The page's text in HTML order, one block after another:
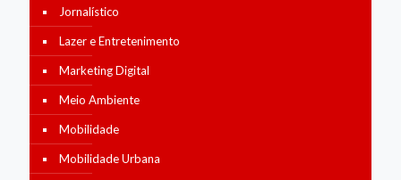
Jornalístico
Lazer e Entretenimento
Marketing Digital
Meio Ambiente
Mobilidade
Mobilidade Urbana